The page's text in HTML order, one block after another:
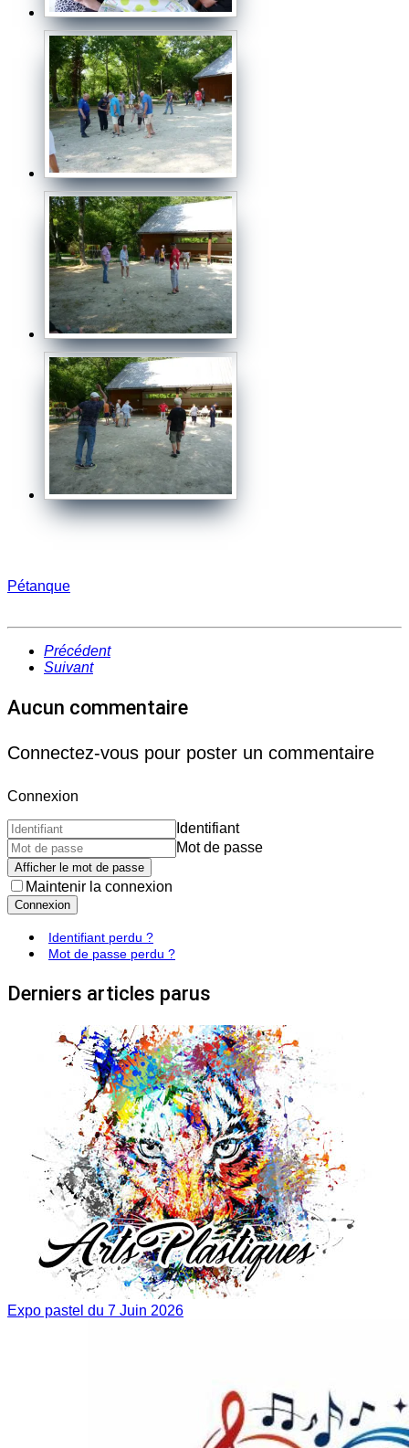
Pétanque
Précédent
Suivant
Aucun commentaire
Connectez-vous pour poster un commentaire
Connexion
Identifiant
Mot de passe
Afficher le mot de passe
Maintenir la connexion
Connexion
Identifiant perdu ?
Mot de passe perdu ?
Derniers articles parus
Expo pastel du 7 Juin 2026